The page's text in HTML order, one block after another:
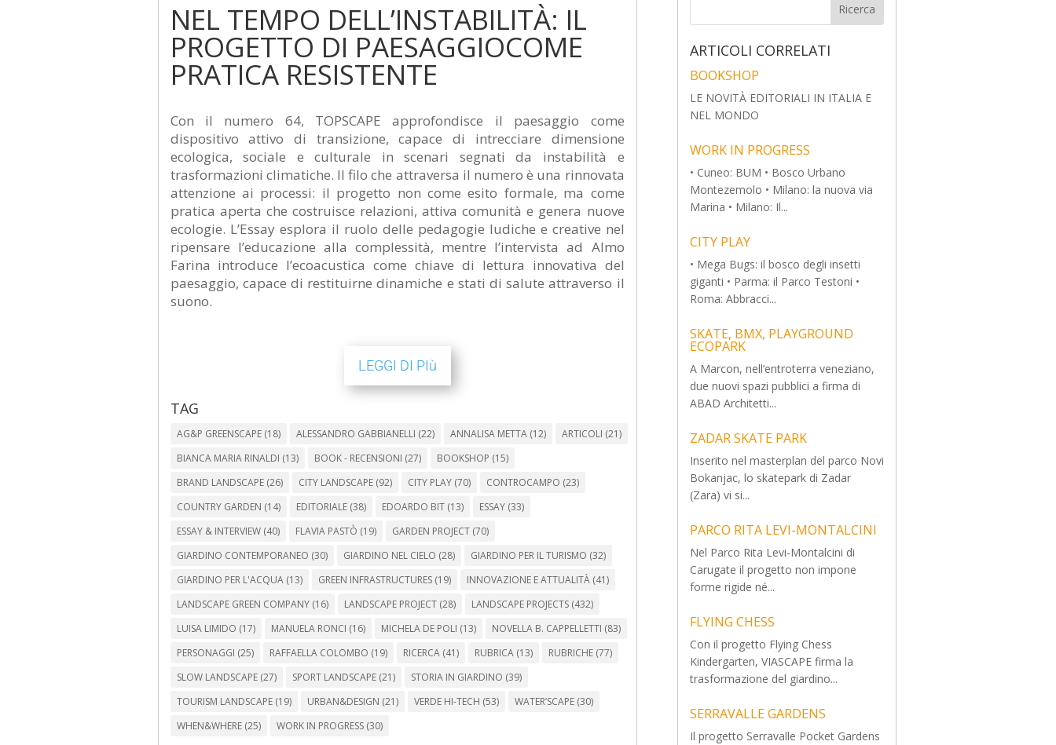
NEL TEMPO DELL’INSTABILITÀ: IL
PROGETTO DI PAESAGGIOCOME
PRATICA RESISTENTE
Con il numero 64, TOPSCAPE approfondisce il paesaggio come
dispositivo attivo di transizione, capace di intrecciare dimensione
ecologica, sociale e culturale in scenari segnati da instabilità e
trasformazioni climatiche. Il filo che attraversa il numero è una rinnovata
attenzione ai processi: il progetto non come esito formale, ma come
pratica aperta che costruisce relazioni, attiva comunità e genera nuove
ecologie. L’Essay esplora il ruolo delle pedagogie ludiche e creative nel
ripensare l’educazione alla complessità, mentre l’intervista ad Almo
Farina introduce l’ecoacustica come chiave di lettura innovativa del
paesaggio, capace di restituirne dinamiche e stati di salute attraverso il
suono.
LEGGI DI PIù
TAG
AG&P GREENSCAPE(18) ALESSANDRO GABBIANELLI (22) ANNALISA METTA(12) ARTICOLI (21)
BIANCA MARIA RINALDI (13) BOOK - RECENSIONI (27) BOOKSHOP (15)
BRAND LANDSCAPE(26) CITY LANDSCAPE(92) CITY PLAY(70) CONTROCAMPO (23)
COUNTRY GARDEN (14) EDITORIALE(38) EDOARDO BIT(13) ESSAY(33)
ESSAY & INTERVIEW(40) FLAVIA PASTÒ (19) GARDEN PROJECT(70)
GIARDINO CONTEMPORANEO (30) GIARDINO NEL CIELO (28) GIARDINO PER IL TURISMO (32)
GIARDINO PER L'ACQUA(13) GREEN INFRASTRUCTURES(19) INNOVAZIONE E ATTUALITÀ(41)
LANDSCAPE GREEN COMPANY(16) LANDSCAPE PROJECT(28) LANDSCAPE PROJECTS(432)
LUISA LIMIDO (17) MANUELA RONCI (16) MICHELA DE POLI (13) NOVELLA B. CAPPELLETTI (83)
PERSONAGGI (25) RAFFAELLA COLOMBO (19) RICERCA(41) RUBRICA(13) RUBRICHE(77)
SLOW LANDSCAPE(27) SPORT LANDSCAPE(21) STORIA IN GIARDINO (39)
TOURISM LANDSCAPE(19) URBAN&DESIGN (21) VERDE HI-TECH (53) WATER’SCAPE(30)
WHEN&WHERE(25) WORK IN PROGRESS(30)
ARTICOLI CORRELATI
BOOKSHOP
LE NOVITÀ EDITORIALI IN ITALIA E
NEL MONDO
WORK IN PROGRESS
• Cuneo: BUM • Bosco Urbano
Montezemolo • Milano: la nuova via
Marina • Milano: Il...
CITY PLAY
• Mega Bugs: il bosco degli insetti
giganti • Parma: il Parco Testoni •
Roma: Abbracci...
SKATE, BMX, PLAYGROUND
ECOPARK
A Marcon, nell’entroterra veneziano,
due nuovi spazi pubblici a firma di
ABAD Architetti...
ZADAR SKATE PARK
Inserito nel masterplan del parco Novi
Bokanjac, lo skatepark di Zadar
(Zara) vi si...
PARCO RITA LEVI-MONTALCINI
Nel Parco Rita Levi-Montalcini di
Carugate il progetto non impone
forme rigide né...
FLYING CHESS
Con il progetto Flying Chess
Kindergarten, VIASCAPE firma la
trasformazione del giardino...
SERRAVALLE GARDENS
Il progetto Serravalle Pocket Gardens